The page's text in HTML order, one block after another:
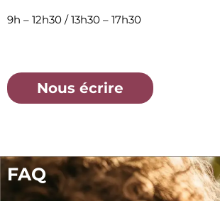
9h – 12h30 / 13h30 – 17h30
Nous écrire
FAQ